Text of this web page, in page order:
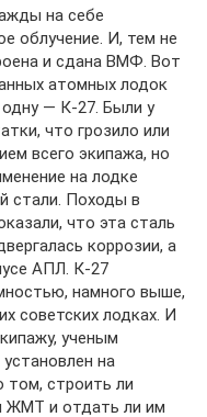
на себе
облучение. И, тем не
и сдана ВМФ. Вот
атомных лодок
— К-27. Были у
что грозило или
всего экипажа, но
на лодке
стали. Походы в
что эта сталь
коррозии, а
АПЛ. К-27
намного выше,
советских лодках. И
ученым
на
том, строить ли
ЖМТ и отдать ли им